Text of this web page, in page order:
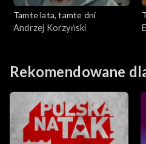
Tamte lata, tamte dni
Andrzej Korzyński
Rekomendowane